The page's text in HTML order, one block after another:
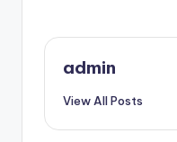
admin
View All Posts